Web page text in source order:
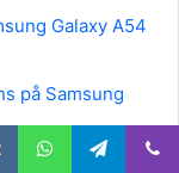
Galaxy A54
på Samsung
layout på